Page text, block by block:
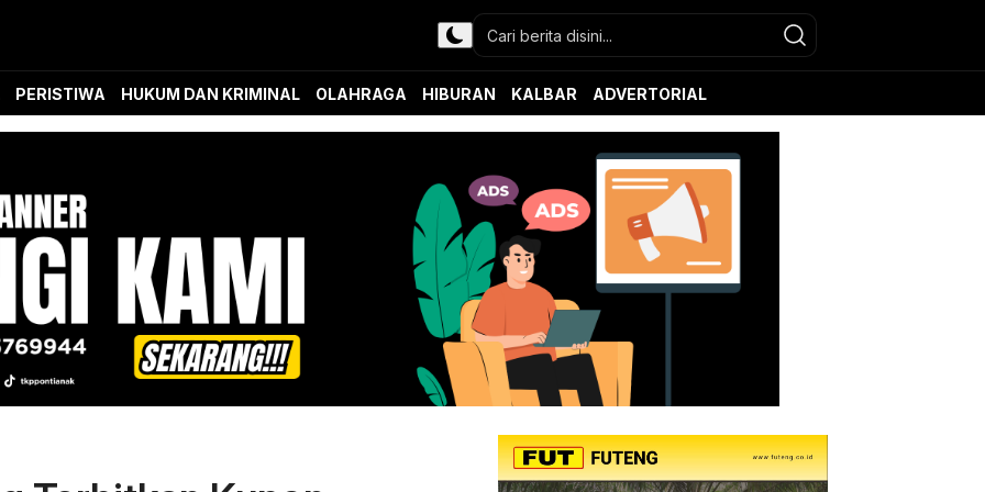
PERISTIWA HUKUM DAN KRIMINAL OLAHRAGA HIBURAN KALBAR ADVERTORIAL